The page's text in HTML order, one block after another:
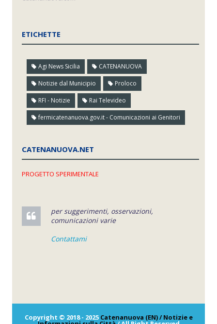
ETICHETTE
Agi News Sicilia CATENANUOVA
Notizie dal Municipio Proloco
RFI - Notizie Rai Televideo
fermicatenanuova.gov.it - Comunicazioni ai Genitori
CATENANUOVA.NET
PROGETTO SPERIMENTALE
per suggerimenti, osservazioni,
comunicazioni varie
Contattami
Copyright © 2018 - 2025 Catenanuova (EN) / Notizie e